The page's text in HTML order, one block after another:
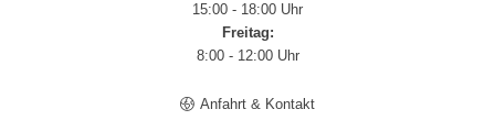
15:00 - 18:00 Uhr
Freitag:
8:00 - 12:00 Uhr
Anfahrt & Kontakt